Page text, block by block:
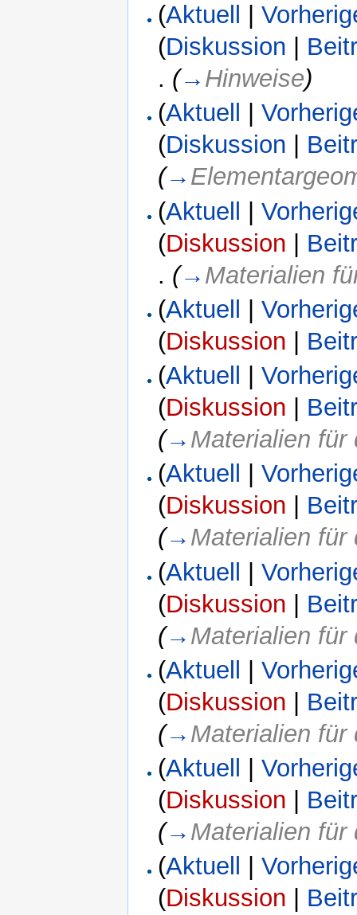
(Aktuell |
(Diskussion
. (→ Hinweise)
(Aktuell |
(Diskussion
(→
(Aktuell |
(Diskussion |
. (→ Materialien
(Aktuell |
(Diskussion
(Aktuell |
(Diskussion
(→ Materialien für
(Aktuell |
(Diskussion
(→ Materialien für
(Aktuell |
(Diskussion |
(→ Materialien für
(Aktuell |
(Diskussion
(→ Materialien für
(Aktuell |
(Diskussion
(→ Materialien für
(Aktuell |
(Diskussion